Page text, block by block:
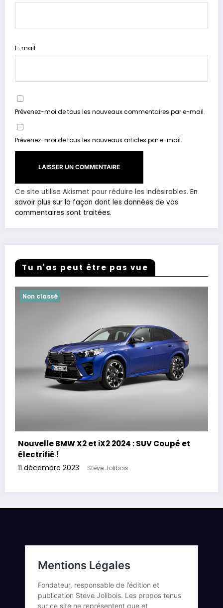
E-mail
Prévenez-moi de tous les nouveaux commentaires par e-mail.
Prévenez-moi de tous les nouveaux articles par e-mail.
Ce site utilise Akismet pour réduire les indésirables. En
savoir plus sur la façon dont les données de vos
commentaires sont traitées.
Tu n'as peut être pas vue
Non classé
Nouvelle BMW X2 et iX2 2024 : SUV Coupé et
électrifié !
11 décembre 2023 Steve Jolibois